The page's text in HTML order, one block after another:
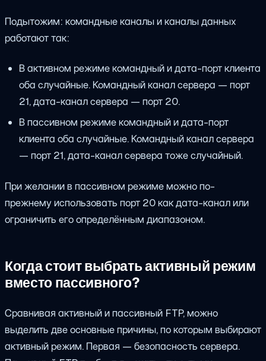
Подытожим: командные каналы и каналы данных
работают так:
В активном режиме командный и дата-порт клиента
оба случайные. Командный канал сервера — порт
21, дата-канал сервера — порт 20.
В пассивном режиме командный и дата-порт
клиента оба случайные. Командный канал сервера
— порт 21, дата-канал сервера тоже случайный.
При желании в пассивном режиме можно по-
прежнему использовать порт 20 как дата-канал или
ограничить его определённым диапазоном.
Когда стоит выбрать активный режим
вместо пассивного?
Сравнивая активный и пассивный FTP, можно
выделить две основные причины, по которым выбирают
активный режим. Первая — безопасность сервера.